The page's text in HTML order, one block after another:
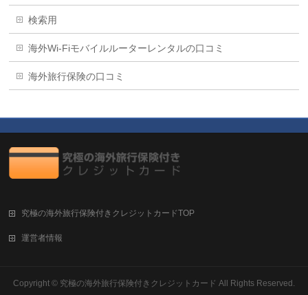
検索用
海外Wi-Fiモバイルルーターレンタルの口コミ
海外旅行保険の口コミ
究極の海外旅行保険付きクレジットカードTOP
運営者情報
Copyright © 究極の海外旅行保険付きクレジットカード All Rights Reserved.